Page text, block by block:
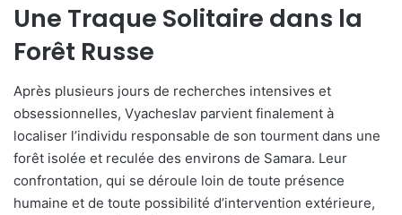
Une Traque Solitaire dans la
Forêt Russe
Après plusieurs jours de recherches intensives et
obsessionnelles, Vyacheslav parvient finalement à
localiser l’individu responsable de son tourment dans une
forêt isolée et reculée des environs de Samara. Leur
confrontation, qui se déroule loin de toute présence
humaine et de toute possibilité d’intervention extérieure,